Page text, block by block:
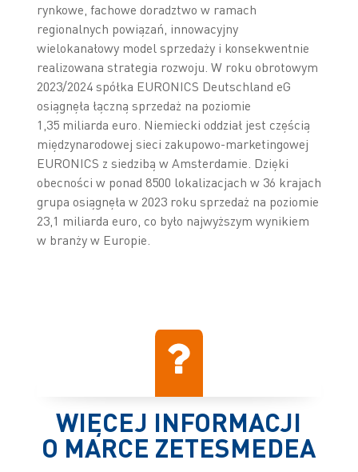
rynkowe, fachowe doradztwo w ramach
regionalnych powiązań, innowacyjny
wielokanałowy model sprzedaży i konsekwentnie
realizowana strategia rozwoju. W roku obrotowym
2023/2024 spółka EURONICS Deutschland eG
osiągnęła łączną sprzedaż na poziomie
1,35 miliarda euro. Niemiecki oddział jest częścią
międzynarodowej sieci zakupowo-marketingowej
EURONICS z siedzibą w Amsterdamie. Dzięki
obecności w ponad 8500 lokalizacjach w 36 krajach
grupa osiągnęła w 2023 roku sprzedaż na poziomie
23,1 miliarda euro, co było najwyższym wynikiem
w branży w Europie.
WIĘCEJ INFORMACJI
O MARCE ZETESMEDEA